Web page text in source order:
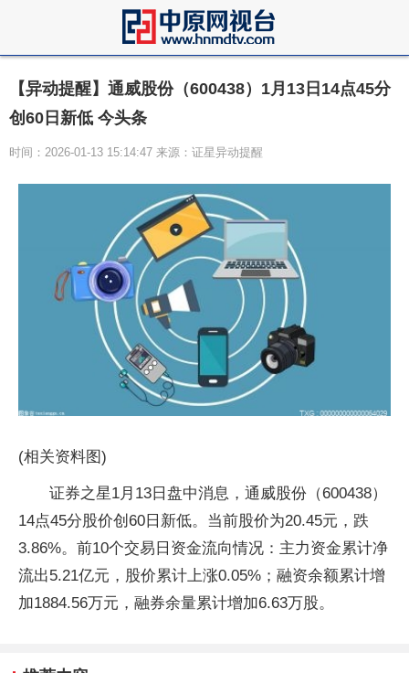
【异动提醒】通威股份（600438）1月13日14点45分
创60日新低 今头条
时间：2026-01-13 15:14:47 来源：证星异动提醒
(相关资料图)
证券之星1月13日盘中消息，通威股份（600438）
14点45分股价创60日新低。当前股价为20.45元，跌
3.86%。前10个交易日资金流向情况：主力资金累计净
流出5.21亿元，股价累计上涨0.05%；融资余额累计增
加1884.56万元，融券余量累计增加6.63万股。